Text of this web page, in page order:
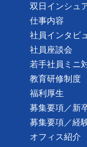
双日インシュ
仕事内容
社員インタビ
社員座談会
若手社員ミニ
教育研修制度
福利厚生
募集要項／新
募集要項／経
オフィス紹介